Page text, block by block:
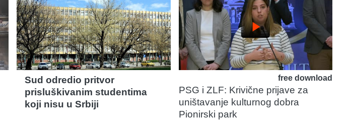
Sud odredio pritvor
prisluškivanim studentima
koji nisu u Srbiji
play_arrow
free download
PSG i ZLF: Krivične prijave za
uništavanje kulturnog dobra
Pionirski park